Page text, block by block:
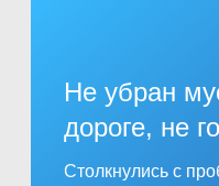
Не убран
дороге, не
Столкнулись с